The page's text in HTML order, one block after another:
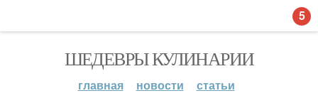
ШЕДЕВРЫ КУЛИНАРИИ
главная новости статьи
5